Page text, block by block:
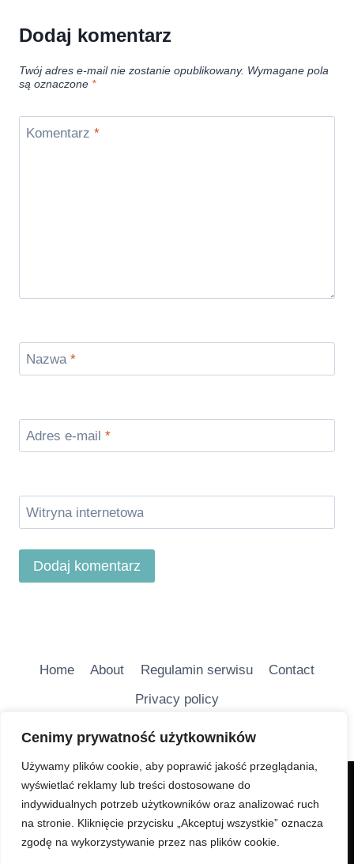
Cenimy prywatność użytkowników
Używamy plików cookie, aby poprawić jakość przeglądania,
wyświetlać reklamy lub treści dostosowane do
indywidualnych potrzeb użytkowników oraz analizować ruch
na stronie. Kliknięcie przycisku „Akceptuj wszystkie” oznacza
zgodę na wykorzystywanie przez nas plików cookie.
Dodaj komentarz
Twój adres e-mail nie zostanie opublikowany. Wymagane pola
są oznaczone *
Komentarz *
Nazwa *
Adres e-mail *
Witryna internetowa
Home About Regulamin serwisu
Contact
Privacy policy
Charakter Serwisu jest głównie informacyjny i ma na
celu bezpłatne udostępnianie wiadomości
turystycznych.